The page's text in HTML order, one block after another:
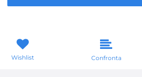
Wishlist Confronta